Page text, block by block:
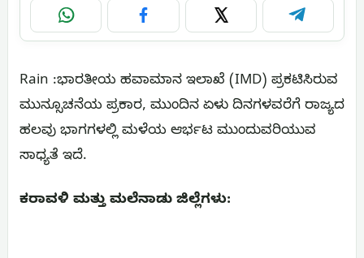
WhatsApp Facebook X Telegram
Rain :ಭಾರತೀಯ ಹವಾಮಾನ ಇಲಾಖೆ (IMD) ಪ್ರಕಟಿಸಿರುವ
ಮುನ್ಸೂಚನೆಯ ಪ್ರಕಾರ, ಮುಂದಿನ ಏಳು ದಿನಗಳವರೆಗೆ ರಾಜ್ಯದ
ಹಲವು ಭಾಗಗಳಲ್ಲಿ ಮಳೆಯ ಆರ್ಭಟ ಮುಂದುವರಿಯುವ
ಸಾಧ್ಯತೆ ಇದೆ.
ಕರಾವಳಿ ಮತ್ತು ಮಲೆನಾಡು ಜಿಲ್ಲೆಗಳು: